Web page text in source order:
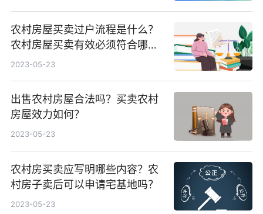
农村房屋买卖过户流程是什么？
农村房屋买卖有效必须符合哪四
个条件？
2023-05-23
出售农村房屋合法吗？买卖农村
房屋效力如何？
2023-05-23
农村房买卖应写明哪些内容？农
村房子卖后可以申请宅基地吗？
2023-05-23